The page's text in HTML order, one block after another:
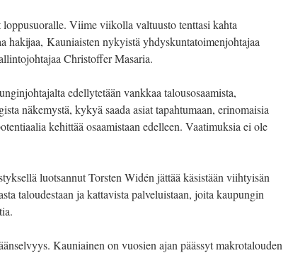
Viime viikolla valtuusto tenttasi kahta
hakijaa, Kauniaisten nykyistä yhdyskuntatoimenjohtajaa
Christoffer Masaria.
edellytetään vankkaa talousosaamista,
näkemystä, kykyä saada asiat tapahtumaan, erinomaisia
kehittää osaamistaan edelleen. Vaatimuksia ei ole
luotsannut Torsten Widén jättää käsistään viihtyisän
taloudestaan ja kattavista palveluistaan, joita kaupungin
Kauniainen on vuosien ajan päässyt makrotalouden